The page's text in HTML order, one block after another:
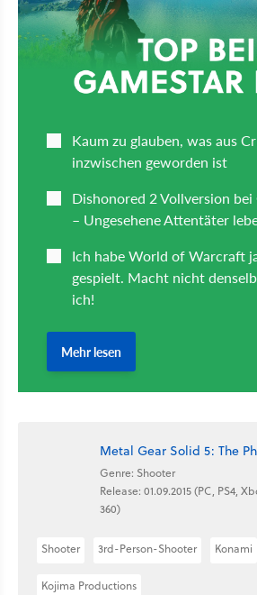
Metal Gear Solid 5: The
Genre: Shooter
Release: 01.09.2015 (PC, PS4,
360)
Shooter 3rd-Person-Shooter Konami
Kojima Productions